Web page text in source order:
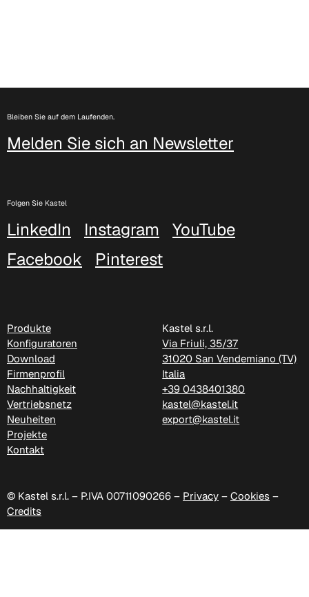
C 340
C 324
Poseidon (Cat. D - Stoff)
Bleiben Sie auf dem Laufenden.
Melden Sie sich an Newsletter
Folgen Sie Kastel
LinkedIn Instagram
YouTube
Facebook
Pinterest
Produkte
Konfiguratoren
Download
Firmenprofil
Nachhaltigkeit
Vertriebsnetz
Neuheiten
Projekte
Kontakt
Kastel s.r.l.
Via Friuli, 35/37
31020 San Vendemiano (TV)
Italia
+39 0438401380
kastel@kastel.it
export@kastel.it
© Kastel s.r.l. – P.IVA 00711090266 – Privacy – Cookies –
Credits